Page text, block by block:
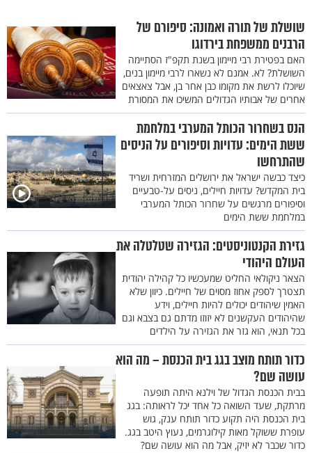
שושלת של תורה ואמונה: סיפורם של
הרבנים ממשפחת בירדוגו
האם בפטירת רבי מיימון בשנת תקפ"ז הסתיימה
השושלת? לא. אמנם לא נשארו לרבי מיימון בנים,
שיוכלו לרשת את מקומו כבן אחר בן, אבל צאצאים
אחרים של אבותיו הגדולים המשיכו את המסורת
הנס בשחרור הכותל המערבי במלחמת
ששת הימים: עדויות וסיפורים על הניסים
שהתרחשו
כיצד כבשה ישראל את ירושלים המזרחית ושריד
בית המקדש? עדויות חיילים, ניסים על-טבעיים
וסיפורים מרגשים על שחרור הכותל המערבי
במלחמת ששת הימים
גזירת הקנטוניסטים: הגזירה שטלטלה את
העולם היהודי
הצאר ניקולאי החליט שמעכשיו כל קהילה יהודית
תצטרך לספק אחוז מסוים של חיילים. כיוון שלא
האמין שיהודים יכולים להיות חיילים, וידע
שהיהודים העקשנים לא יזוזו מדתם גם בצבא וגם
בכל תנאי, הוא גזר את הגזירה על הילדים
כדור תותח מוצב בגג בית הכנסת – מה הוא
עושה שם?
בבית הכנסת הגדול של וילנא היתה תופעה
מרתקת, שעד השואה כל אחד יכל לראותה: בגג
בית הכנסת היה תקוע כדור תותח ענק, גוש
עופרת ששוקל מאות קילוגרמים, נעוץ היטב בגג.
כדור שכבר לא יזיק, אבל מה הוא עושה שם?